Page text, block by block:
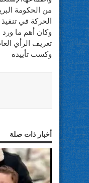
من الحكومة
الحركة في تنفيذ
وكان أهم ما
تعريف الرأي
وكسب تأييده
أخبار ذات صلة